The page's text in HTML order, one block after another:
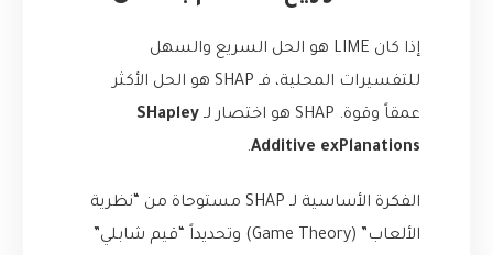
إذا كان LIME هو الحل السريع والسهل
للتفسيرات المحلية، فـ SHAP هو الحل الأكثر
عمقاً وقوة. SHAP هو اختصار لـ
SHapley
Additive exPlanations
.
الفكرة الأساسية لـ SHAP مستوحاة من “نظرية
الألعاب” (Game Theory) وتحديداً “قيم شابلي”